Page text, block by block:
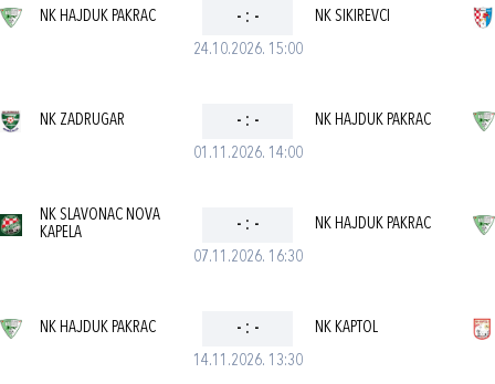
24.10.2026. 15:00
NK HAJDUK PAKRAC - : - NK SIKIREVCI
01.11.2026. 14:00
NK ZADRUGAR - : - NK HAJDUK PAKRAC
07.11.2026. 16:30
NK SLAVONAC NOVA
KAPELA
- : - NK HAJDUK PAKRAC
14.11.2026. 13:30
NK HAJDUK PAKRAC - : - NK KAPTOL